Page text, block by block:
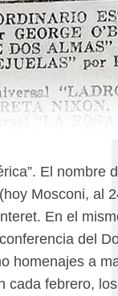
El nombre
Mosconi, al
En el
del
homenajes a
cada febrero,